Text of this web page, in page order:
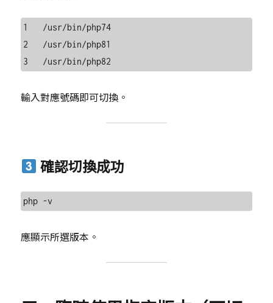
1   /usr/bin/php74
2   /usr/bin/php81
輸入對應號碼即可切換。
確認切換成功
應顯示所選版本。